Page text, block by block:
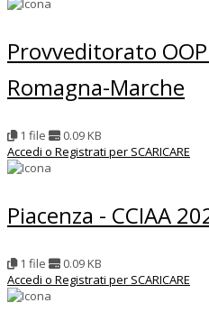
Provveditorato
Romagna-Marche
1 file
0.09 KB
Accedi o Registrati per SCARICARE
Piacenza - CCIAA
1 file
0.09 KB
Accedi o Registrati per SCARICARE